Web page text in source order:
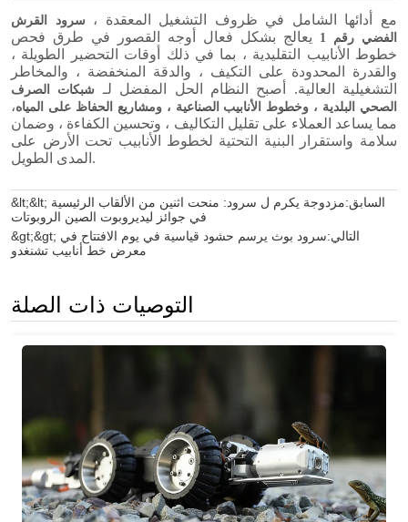
&lt;&lt; السابق:مزدوجة يكرم ل سرود: منحت اثنين من الألقاب الرئيسية
في جوائز ليديروبوت الصين الروبوتات
&gt;&gt; التالي:سرود بوث يرسم حشود قياسية في يوم الافتتاح في
معرض خط أنابيب تشنغدو
التوصيات ذات الصلة